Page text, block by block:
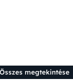
Összes megtekintése